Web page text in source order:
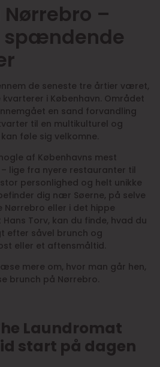
–
spændende
de seneste tre årtier været,
i København. Området
en sand forvandling
til en multikulturel og
føle sig velkomne.
af Københavns mest
lige fra nyere restauranter til
personlighed og helt unikke
dig nær Søerne, på selve
Nørrebro eller i det hippe
Torv, kan du finde, hvad du
efter såvel brunch og
eller et aftensmåltid.
mere om, hvor man går hen,
brunch på Nørrebro.
Laundromat
start på dagen